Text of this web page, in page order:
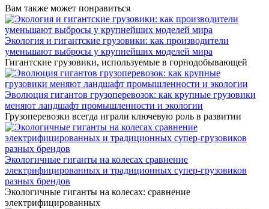
Вам также может понравиться
Экология и гигантские грузовики: как производители
уменьшают выбросы у крупнейших моделей мира
Гигантские грузовики, используемые в горнодобывающей
Эволюция гигантов грузоперевозок: как крупные грузовики
меняют ландшафт промышленности и экологии
Грузоперевозки всегда играли ключевую роль в развитии
Экологичные гиганты на колесах сравнение
электрифицированных и традиционных супер-грузовиков
разных брендов
Экологичные гиганты на колесах: сравнение
электрифицированных